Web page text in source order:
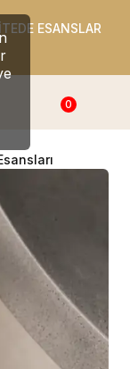
ESANSLAR
0